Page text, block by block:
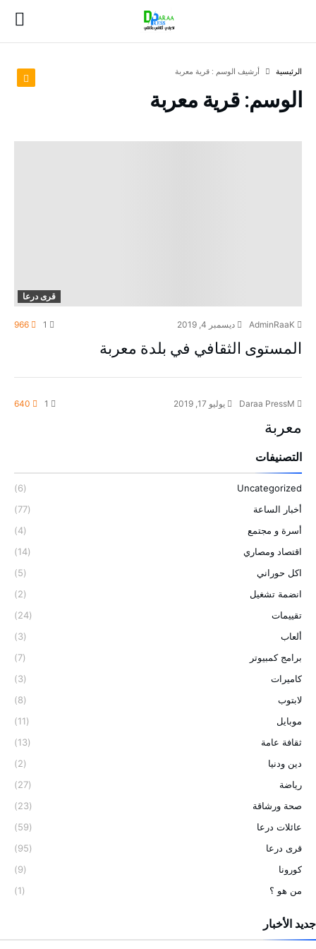
‫الرئيسية‬ ‫أرشيف الوسم :‬ قرية معربة
الوسم:قرية معربة
قرى درعا
ديسمبر 4, 2019 966
المستوى الثقافي في بلدة معربة
يوليو 17, 2019 640
معربة
التصنيفات
Uncategorized
(6)
أخبار الساعة
(77)
أسرة و مجتمع
(4)
اقتصاد ومصاري
(14)
اكل حوراني
(5)
انضمة تشغيل
(2)
تقييمات
(24)
ألعاب
(3)
برامج كمبيوتر
(7)
كاميرات
(3)
لابتوب
(8)
موبايل
(11)
ثقافة عامة
(13)
دين ودنيا
(2)
رياضة
(27)
صحة ورشاقة
(23)
عائلات درعا
(59)
قرى درعا
(95)
كورونا
(9)
من هو ؟
(1)
جديد الأخبار